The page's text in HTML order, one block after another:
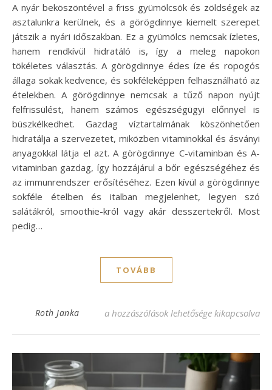
A nyár beköszöntével a friss gyümölcsök és zöldségek az
asztalunkra kerülnek, és a görögdinnye kiemelt szerepet
játszik a nyári időszakban. Ez a gyümölcs nemcsak ízletes,
hanem rendkívül hidratáló is, így a meleg napokon
tökéletes választás. A görögdinnye édes íze és ropogós
állaga sokak kedvence, és sokféleképpen felhasználható az
ételekben. A görögdinnye nemcsak a tűző napon nyújt
felfrissülést, hanem számos egészségügyi előnnyel is
büszkélkedhet. Gazdag víztartalmának köszönhetően
hidratálja a szervezetet, miközben vitaminokkal és ásványi
anyagokkal látja el azt. A görögdinnye C-vitaminban és A-
vitaminban gazdag, így hozzájárul a bőr egészségéhez és
az immunrendszer erősítéséhez. Ezen kívül a görögdinnye
sokféle ételben és italban megjelenhet, legyen szó
salátákról, smoothie-król vagy akár desszertekről. Most
pedig…
TOVÁBB
Roth Janka Görögdinnye recept: Frissítő ízek a nyári
a hozzászólások lehetősége kikapcsolva